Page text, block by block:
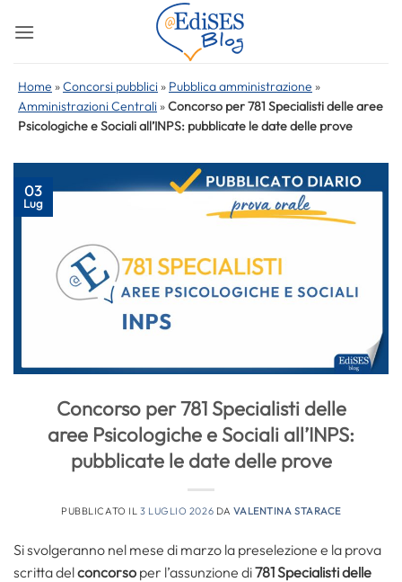
Home »Concorsi pubblici » Pubblica amministrazione »
Amministrazioni Centrali »Concorso per 781 Specialisti delle aree
Psicologiche e Sociali all’INPS: pubblicate le date delle prove
03
Lug
Concorso per 781 Specialisti delle
aree Psicologiche e Sociali all’INPS:
pubblicate le date delle prove
PUBBLICATO IL 3 LUGLIO 2026 DAVALENTINA STARACE
Si svolgeranno nel mese di marzo la preselezione e la prova
scritta delconcorso per l’assunzione di781 Specialisti delle